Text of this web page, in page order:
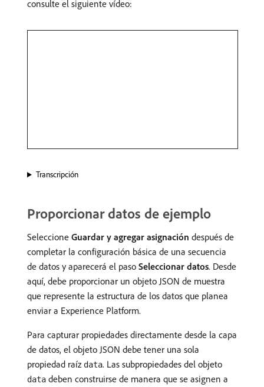
consulte el siguiente vídeo:
Transcripción
Proporcionar datos de ejemplo
Seleccione Guardar y agregar asignación después de
completar la configuración básica de una secuencia
de datos y aparecerá el paso Seleccionar datos. Desde
aquí, debe proporcionar un objeto JSON de muestra
que represente la estructura de los datos que planea
enviar a Experience Platform.
Para capturar propiedades directamente desde la capa
de datos, el objeto JSON debe tener una sola
propiedad raíz data. Las subpropiedades del objeto
data deben construirse de manera que se asignen a